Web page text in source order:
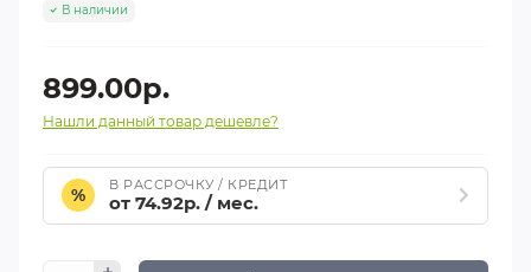
В наличии
899.00р.
Нашли данный товар дешевле?
%
В РАССРОЧКУ / КРЕДИТ
от 74.92р. / мес.